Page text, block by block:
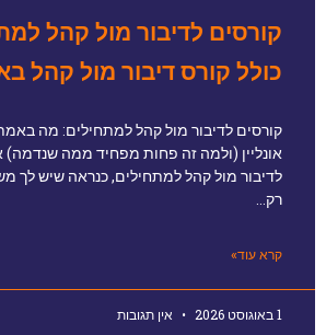
קורסים לדיבור מול קהל
כולל קורס דיבור מול קהל
קורסים לדיבור מול קהל למתחילים: מה
אונליין (ולמה זה פחות מפחיד ממה
לדיבור מול קהל למתחילים, כנראה שיש לך
רק…
קרא עוד»
1 באוגוסט 2026 אין תגובות